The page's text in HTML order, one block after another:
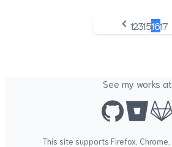
Previous
123151617
See my works at
This site supports Firefox Chrome